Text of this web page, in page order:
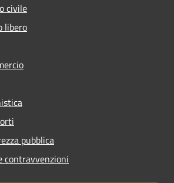
civile
libero
pubblica
contravvenzioni